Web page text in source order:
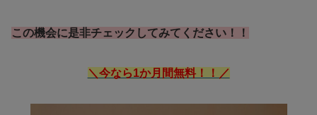
この機会に是非チェックしてみてください！！
＼今なら1か月間無料！！／